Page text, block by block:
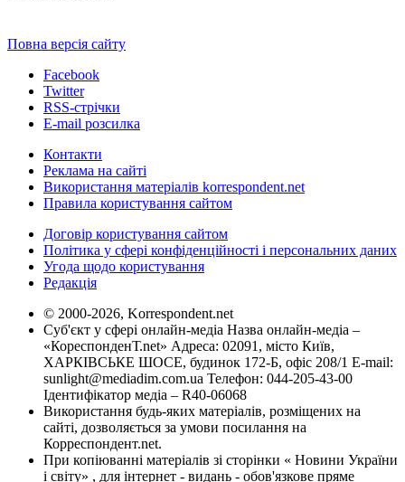
Повна версія сайту
Facebook
Twitter
RSS-стрічки
E-mail розсилка
Контакти
Реклама на сайті
Використання матеріалів korrespondent.net
Правила користування сайтом
Договір користування сайтом
Політика у сфері конфіденційності і персональних даних
Угода щодо користування
Редакція
© 2000-2026, Korrespondent.net
Суб'єкт у сфері онлайн-медіа Назва онлайн-медіа –
«КореспонденТ.net» Адреса: 02091, місто Київ,
ХАРКІВСЬКЕ ШОСЕ, будинок 172-Б, офіс 208/1 E-mail:
sunlight@mediadim.com.ua Телефон: 044-205-43-00
Ідентифікатор медіа – R40-06068
Використання будь-яких матеріалів, розміщених на
сайті, дозволяється за умови посилання на
Корреспондент.net.
При копіюванні матеріалів зі сторінки « Новини України
і світу» , для інтернет - видань - обов'язкове пряме